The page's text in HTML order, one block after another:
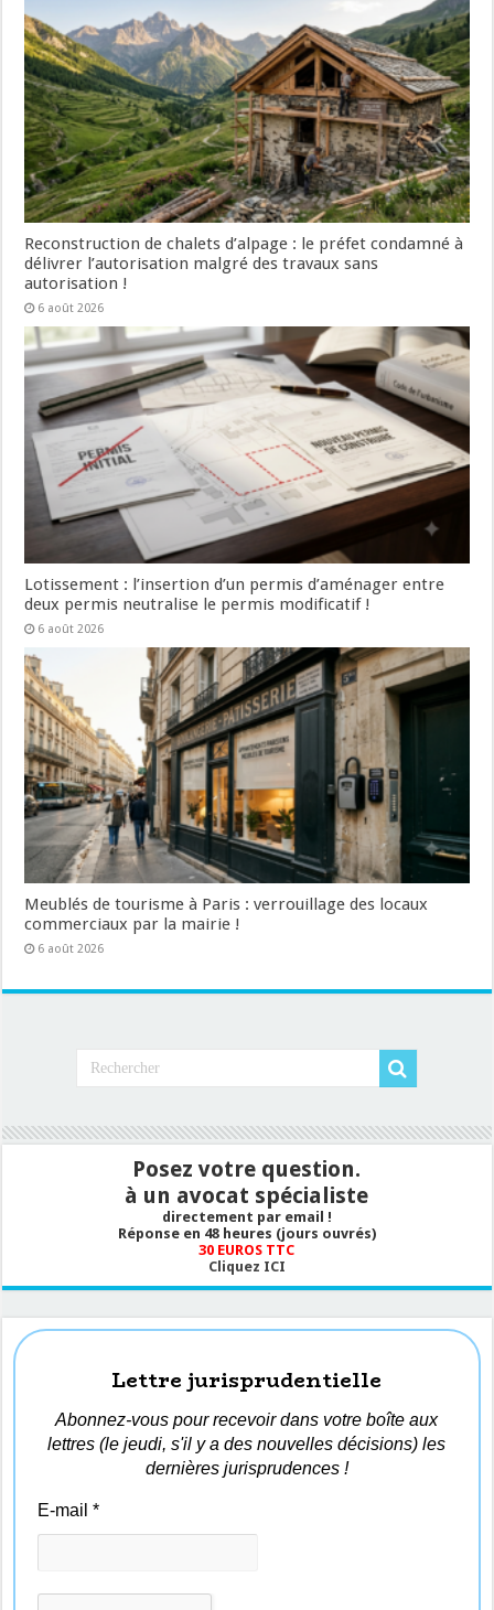
Reconstruction de chalets d’alpage : le préfet condamné à
délivrer l’autorisation malgré des travaux sans
autorisation !
6 août 2026
Lotissement : l’insertion d’un permis d’aménager entre
deux permis neutralise le permis modificatif !
6 août 2026
Meublés de tourisme à Paris : verrouillage des locaux
commerciaux par la mairie !
6 août 2026
Posez votre question.
à un avocat spécialiste
directement par email !
Réponse en 48 heures (jours ouvrés)
30 EUROS TTC
Cliquez ICI
Lettre jurisprudentielle
Abonnez-vous pour recevoir dans votre boîte aux
lettres (le jeudi, s'il y a des nouvelles décisions) les
dernières jurisprudences !
E-mail*